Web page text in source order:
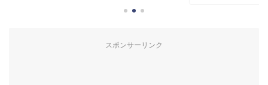
スポンサーリンク